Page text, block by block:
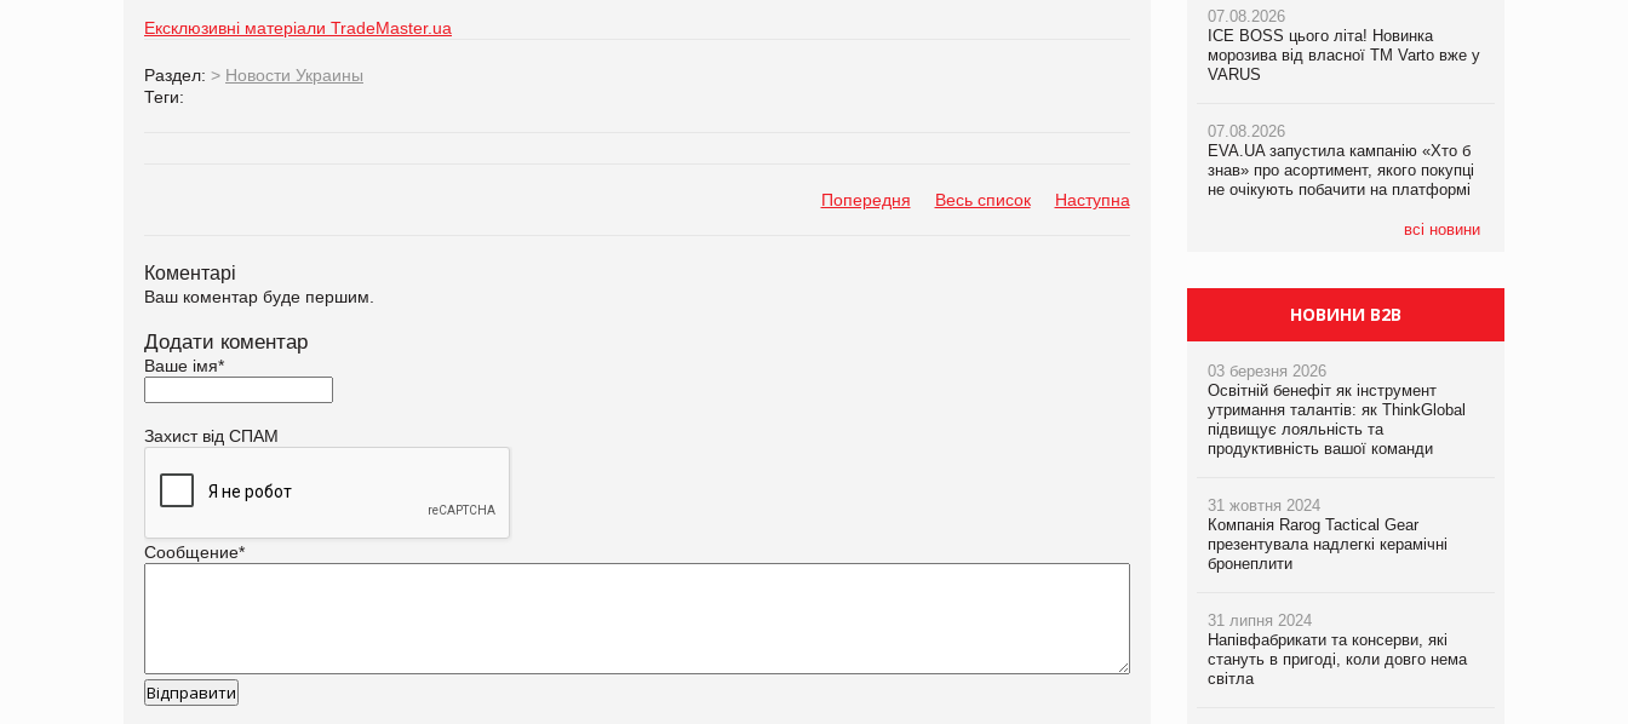
Ексклюзивні матеріали TradeMaster.ua
Раздел: > Новости Украины
Теги:
Попередня Весь список Наступна
Коментарі
Ваш коментар буде першим.
Додати коментар
Ваше імя*
Захист від СПАМ
Сообщение*
07.08.2026
ICE BOSS цього літа! Новинка
морозива від власної ТМ Varto вже у
VARUS
07.08.2026
EVA.UA запустила кампанію «Хто б
знав» про асортимент, якого покупці
не очікують побачити на платформі
всі новини
06.08.2026
Смачна новинка для хвостатих: у
VARUS з’явилися паучі Varto Paw
05.08.2026
Мережа супермаркетів VARUS купує
мережу магазинів формату
компанія налічуватиме 374 магазини
07.08.2026
Франція заборонила рекламні дзвінки
НОВИНИ B2B
03 березня 2026
Освітній бенефіт як інструмент
утримання талантів: як ThinkGlobal
підвищує лояльність та
продуктивність вашої команди
31 жовтня 2024
Компанія Rarog Tactical Gear
презентувала надлегкі керамічні
бронеплити
31 липня 2024
Напівфабрикати та консерви, які
стануть в пригоді, коли довго нема
світла